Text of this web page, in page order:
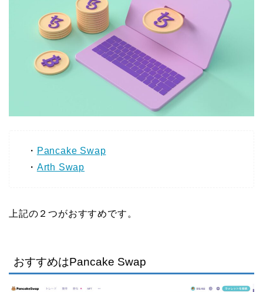
・ Pancake Swap
・ Arth Swap
上記の２つがおすすめです。
おすすめはPancake Swap